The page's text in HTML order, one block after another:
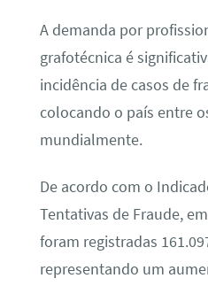
A demanda por
grafotécnica é
incidência de casos de
colocando o país entre
mundialmente.
De acordo com o
Tentativas de Fraude,
foram registradas
representando um